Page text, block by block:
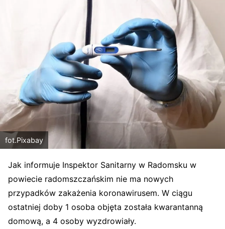
fot.Pixabay
Jak informuje Inspektor Sanitarny w Radomsku w
powiecie radomszczańskim nie ma nowych
przypadków zakażenia koronawirusem. W ciągu
ostatniej doby 1 osoba objęta została kwarantanną
domową, a 4 osoby wyzdrowiały.